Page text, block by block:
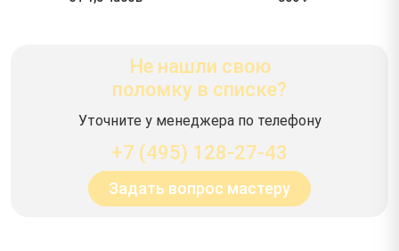
Не нашли свою
поломку в списке?
Уточните у менеджера по телефону
+7 (495) 128-27-43
Задать вопрос мастеру